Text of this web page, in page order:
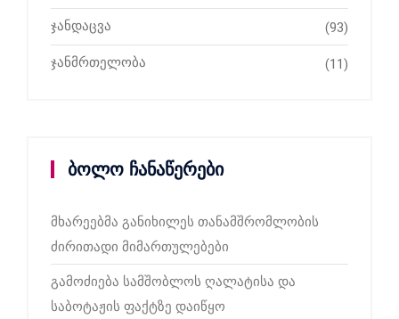
ჯანდაცვა (93)
ჯანმრთელობა (11)
ბოლო ჩანაწერები
მხარეებმა განიხილეს თანამშრომლობის
ძირითადი მიმართულებები
გამოძიება სამშობლოს ღალატისა და
საბოტაჟის ფაქტზე დაიწყო